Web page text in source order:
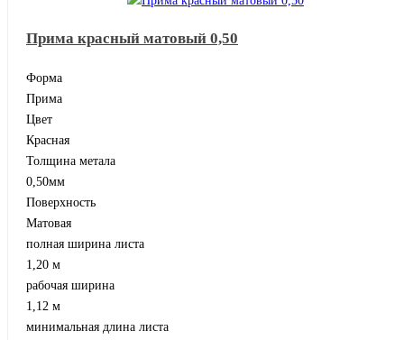
Прима красный матовый 0,50
Форма
Прима
Цвет
Красная
Толщина метала
0,50мм
Поверхность
Матовая
полная ширина листа
1,20 м
рабочая ширина
1,12 м
минимальная длина листа